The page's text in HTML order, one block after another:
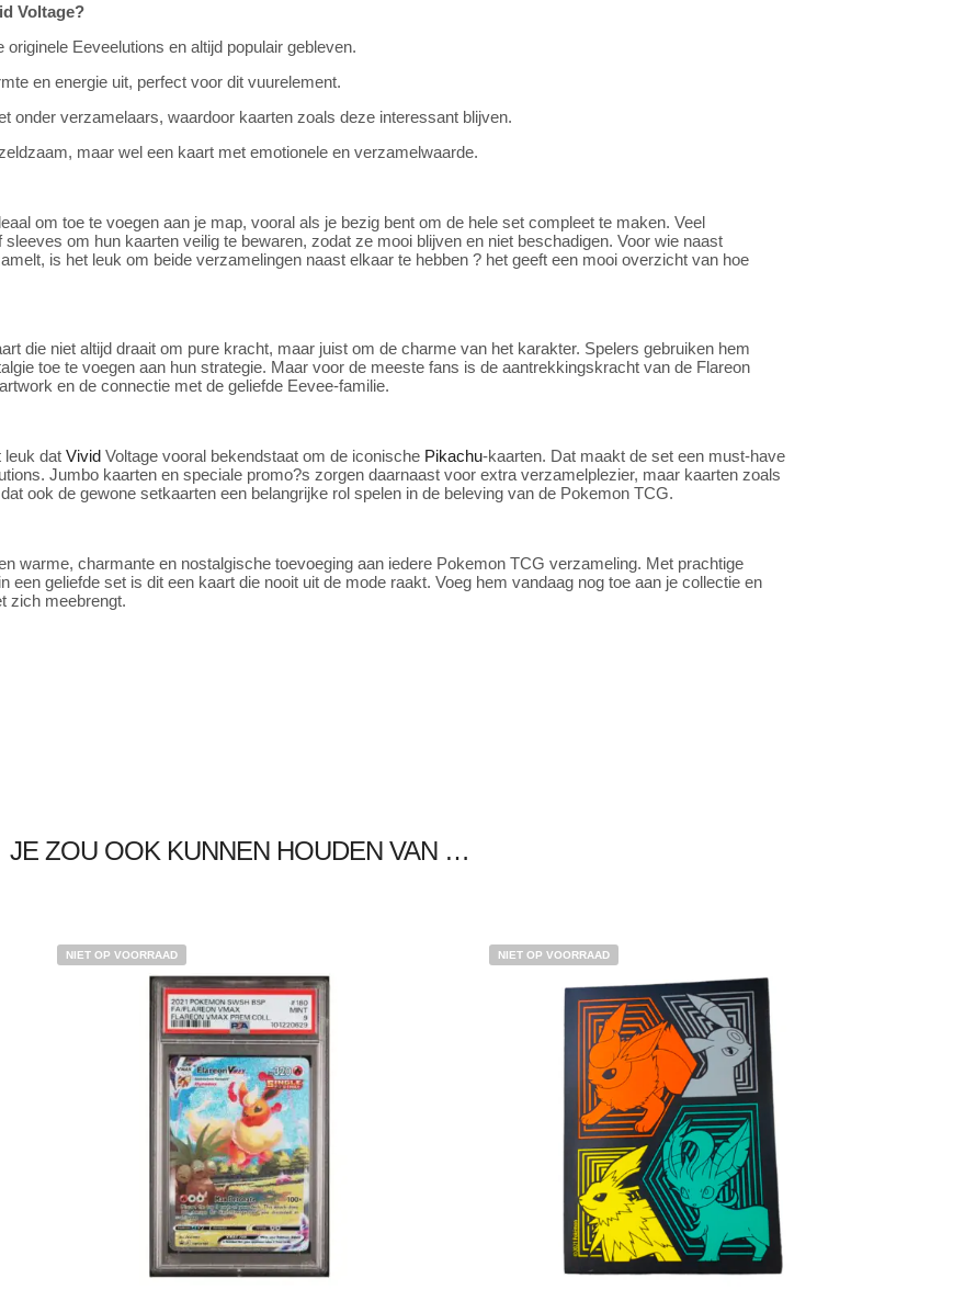
Voltage?
Eeveelutions en altijd populair gebleven.
en energie uit, perfect voor dit vuurelement.
onder verzamelaars, waardoor kaarten zoals deze interessant blijven.
maar wel een kaart met emotionele en verzamelwaarde.
om toe te voegen aan je map, vooral als je bezig bent om de hele set compleet te maken. Veel
om hun kaarten veilig te bewaren, zodat ze mooi blijven en niet beschadigen. Voor wie naast
is het leuk om beide verzamelingen naast elkaar te hebben ? het geeft een mooi overzicht van hoe
die niet altijd draait om pure kracht, maar juist om de charme van het karakter. Spelers gebruiken hem
toe te voegen aan hun strategie. Maar voor de meeste fans is de aantrekkingskracht van de Flareon
en de connectie met de geliefde Eevee-familie.
leuk dat Vivid Voltage vooral bekendstaat om de iconische Pikachu-kaarten. Dat maakt de set een must-have
Jumbo kaarten en speciale promo?s zorgen daarnaast voor extra verzamelplezier, maar kaarten zoals
ook de gewone setkaarten een belangrijke rol spelen in de beleving van de Pokemon TCG.
warme, charmante en nostalgische toevoeging aan iedere Pokemon TCG verzameling. Met prachtige
een geliefde set is dit een kaart die nooit uit de mode raakt. Voeg hem vandaag nog toe aan je collectie en
zich meebrengt.
JE ZOU OOK KUNNEN HOUDEN VAN …
NIET OP VOORRAAD
€110.00 €99.95
NIET OP VOORRAAD
€10.95 €7.95